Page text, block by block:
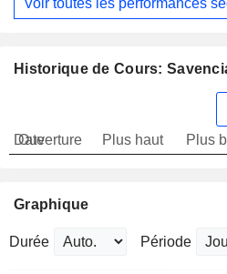
Historique de Cours:
Date
Ouverture Plus haut Plus
Graphique
Durée Période